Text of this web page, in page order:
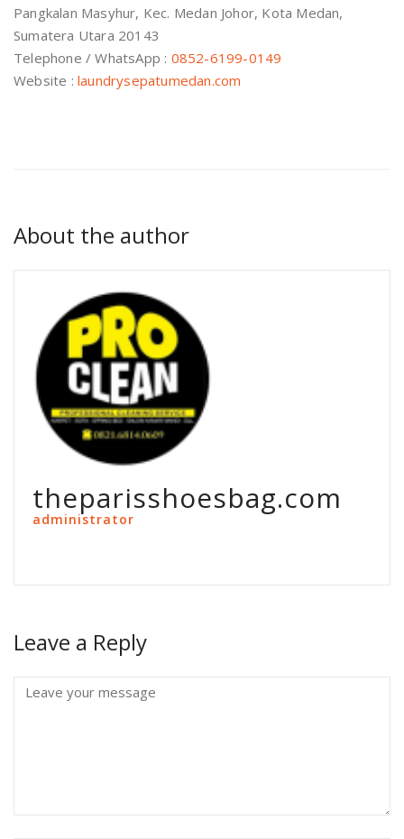
Pangkalan Masyhur, Kec. Medan Johor, Kota Medan,
Sumatera Utara 20143
Telephone / WhatsApp : 0852-6199-0149
Website : laundrysepatumedan.com
About the author
theparisshoesbag.com
administrator
Leave a Reply